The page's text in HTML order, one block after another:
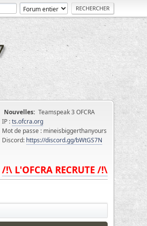
Nouvelles: Teamspeak 3 OFCRA
IP :ts.ofcra.org
Mot de passe : mineisbiggerthanyours
Discord: https://discord.gg/bWtGS7N
/!\ L'OFCRA RECRUTE /!\